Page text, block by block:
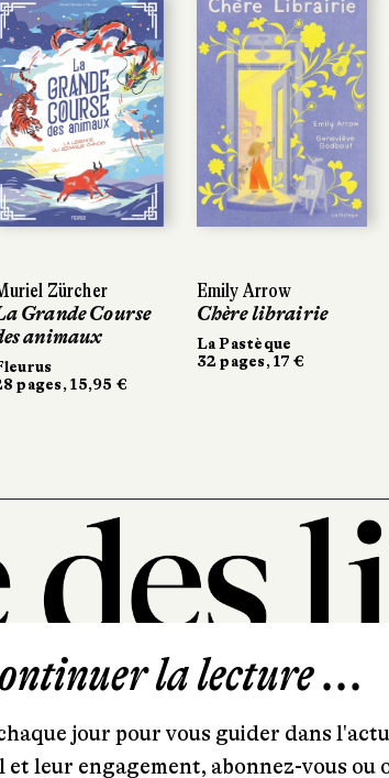
Zürcher
Grande Course
animaux
pages, 15,95 €
Emily Arrow
Chère librairie
La Pastèque
32 pages, 17 €
101, rue Saint-Lazare
T. 01 44 41 97 20
la lecture ...
jour pour vous guider dans
leur engagement, abonnez-vous ou